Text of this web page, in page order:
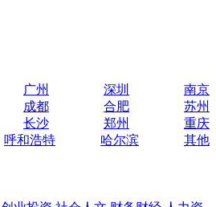
广州 深圳
南京
成都 合肥
苏州
长沙 郑州
重庆
呼和浩特 哈尔滨
其他